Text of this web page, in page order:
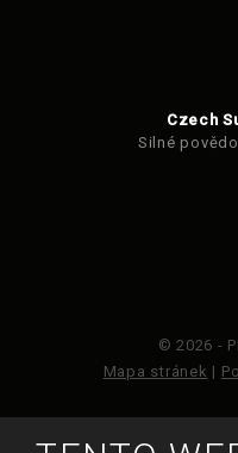
Czech
Silné
© 2026 -
Mapa stránek |